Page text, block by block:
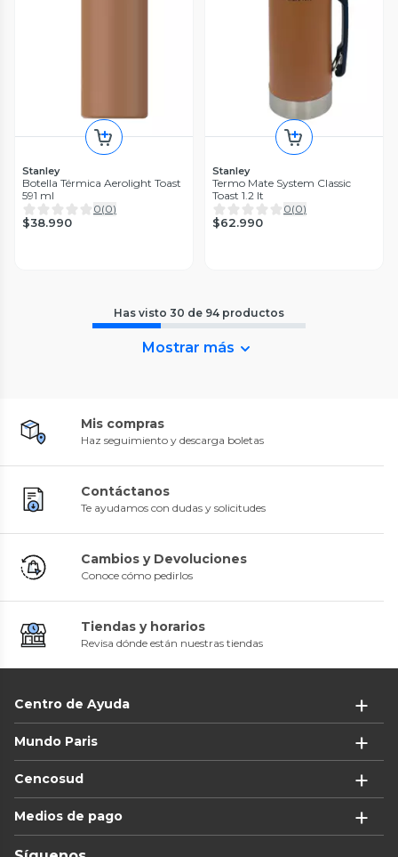
Stanley
Botella Térmica Aerolight Toast
591 ml
0(0)
$38.990
Stanley
Termo Mate System Classic
Toast 1.2 lt
0(0)
$62.990
Has visto 30 de 94 productos
Mostrar más
Mis compras
Haz seguimiento y descarga boletas
Contáctanos
Te ayudamos con dudas y solicitudes
Cambios y Devoluciones
Conoce cómo pedirlos
Tiendas y horarios
Revisa dónde están nuestras tiendas
Centro de Ayuda
Mundo Paris
Cencosud
Medios de pago